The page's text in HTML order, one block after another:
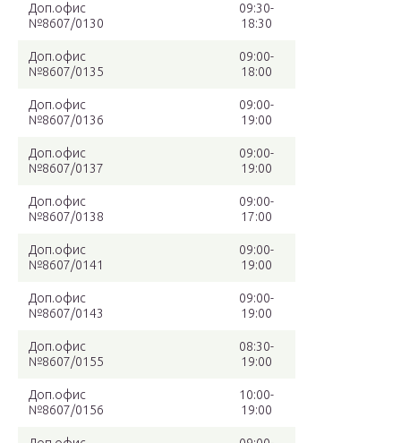
Доп.офис
№8607/0130
09:30-
18:30
Доп.офис
№8607/0135
09:00-
18:00
Доп.офис
№8607/0136
09:00-
19:00
Доп.офис
№8607/0137
09:00-
19:00
Доп.офис
№8607/0138
09:00-
17:00
Доп.офис
№8607/0141
09:00-
19:00
Доп.офис
№8607/0143
09:00-
19:00
Доп.офис
№8607/0155
08:30-
19:00
Доп.офис
№8607/0156
10:00-
19:00